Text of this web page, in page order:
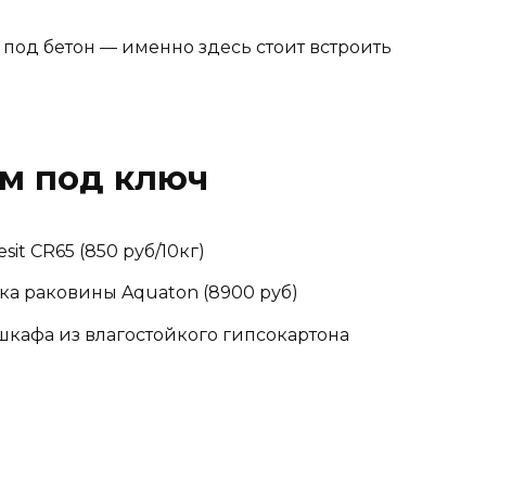
бетон — именно здесь стоит встроить
под ключ
CR65 (850 руб/10кг)
раковины Aquaton (8900 руб)
из влагостойкого гипсокартона